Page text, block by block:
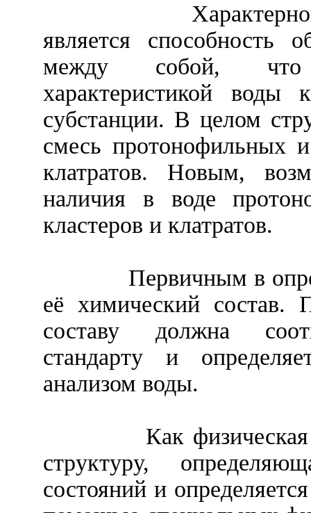
является способность
между собой, что
характеристикой воды
субстанции. В целом
смесь протонофильных
клатратов. Новым,
наличия в воде
кластеров и клатратов.
Первичным в
её химический состав.
составу должна
стандарту и
анализом воды.
Как
структуру,
состояний и